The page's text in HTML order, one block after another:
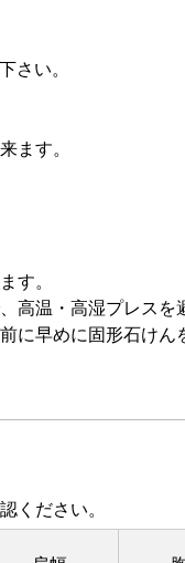
さい。
ます。
す。
高温・高湿プレスを
に早めに固形石けん
ください。